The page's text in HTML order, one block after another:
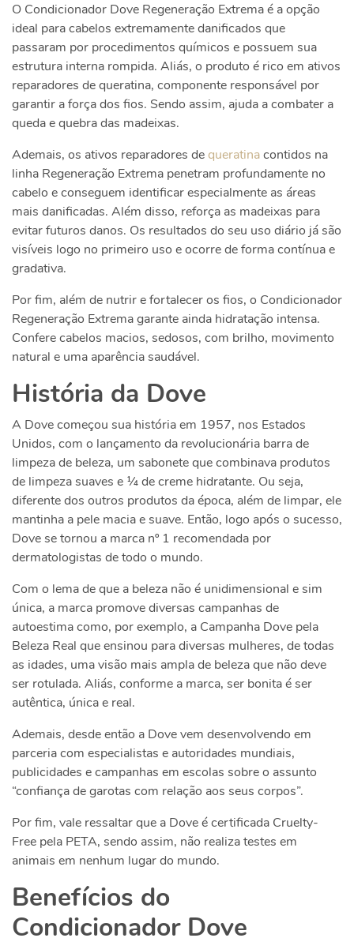
O Condicionador Dove Regeneração Extrema é a opção
ideal para cabelos extremamente danificados que
passaram por procedimentos químicos e possuem sua
estrutura interna rompida. Aliás, o produto é rico em ativos
reparadores de queratina, componente responsável por
garantir a força dos fios. Sendo assim, ajuda a combater a
queda e quebra das madeixas.
Ademais, os ativos reparadores dequeratinacontidos na
linha Regeneração Extrema penetram profundamente no
cabelo e conseguem identificar especialmente as áreas
mais danificadas. Além disso, reforça as madeixas para
evitar futuros danos. Os resultados do seu uso diário já são
visíveis logo no primeiro uso e ocorre de forma contínua e
gradativa.
Por fim, além de nutrir e fortalecer os fios, o Condicionador
Regeneração Extrema garante ainda hidratação intensa.
Confere cabelos macios, sedosos, com brilho, movimento
natural e uma aparência saudável.
História da Dove
A Dove começou sua história em 1957, nos Estados
Unidos, com o lançamento da revolucionária barra de
limpeza de beleza, um sabonete que combinava produtos
de limpeza suaves e ¼ de creme hidratante. Ou seja,
diferente dos outros produtos da época, além de limpar, ele
mantinha a pele macia e suave. Então, logo após o sucesso,
Dove se tornou a marca nº 1 recomendada por
dermatologistas de todo o mundo.
Com o lema de que a beleza não é unidimensional e sim
única, a marca promove diversas campanhas de
autoestima como, por exemplo, a Campanha Dove pela
Beleza Real que ensinou para diversas mulheres, de todas
as idades, uma visão mais ampla de beleza que não deve
ser rotulada. Aliás, conforme a marca, ser bonita é ser
autêntica, única e real.
Ademais, desde então a Dove vem desenvolvendo em
parceria com especialistas e autoridades mundiais,
publicidades e campanhas em escolas sobre o assunto
“confiança de garotas com relação aos seus corpos”.
Por fim, vale ressaltar que a Dove é certificada Cruelty-
Free pela PETA, sendo assim, não realiza testes em
animais em nenhum lugar do mundo.
Benefícios do
Condicionador Dove